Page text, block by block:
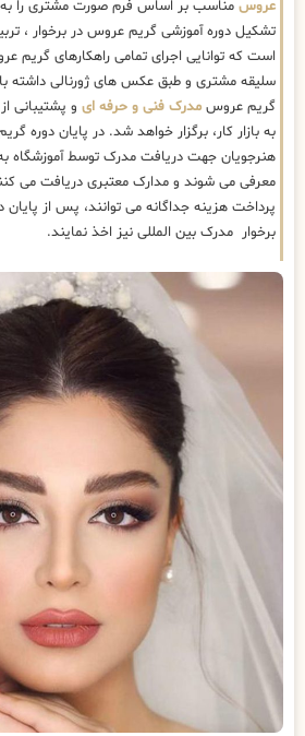
عروس مناسب بر اساس فرم صورت مشتری را
تشکیل دوره آموزشی گریم عروس در برخوار ،
است که توانایی اجرای تمامی راهکارهای
سلیقه مشتری و طبق عکس های ژورنالی داشته
گریم عروس مدرک فنی و حرفه ای و پشتیبانی
به بازار کار، برگزار خواهد شد. در پایان دوره
هنرجویان جهت دریافت مدرک توسط آموزشگاه
معرفی می شوند و مدارک معتبری دریافت می
پرداخت هزینه جداگانه می توانند، پس از
برخوار مدرک بین المللی نیز اخذ نمایند.